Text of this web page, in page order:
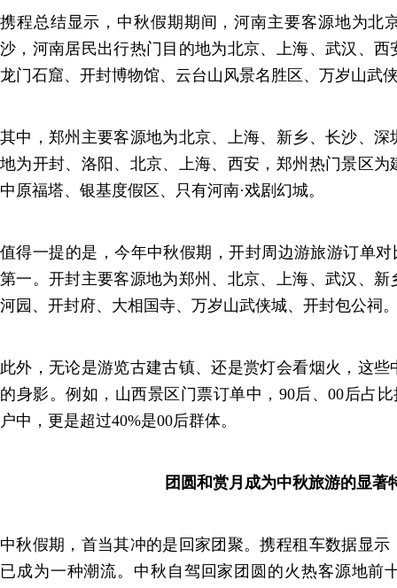
携程总结显示，中秋假期期间，河南主要客源地为北
沙，河南居民出行热门目的地为北京、上海、武汉、
龙门石窟、开封博物馆、云台山风景名胜区、万岁山武
其中，郑州主要客源地为北京、上海、新乡、长沙、
地为开封、洛阳、北京、上海、西安，郑州热门景区
中原福塔、银基度假区、只有河南·戏剧幻城。
值得一提的是，今年中秋假期，开封周边游旅游订单
第一。开封主要客源地为郑州、北京、上海、武汉、
河园、开封府、大相国寺、万岁山武侠城、开封包公祠
此外，无论是游览古建古镇、还是赏灯会看烟火，这
的身影。例如，山西景区门票订单中，90后、00后占
户中，更是超过40%是00后群体。
团圆和赏月成为中秋旅游的显著
中秋假期，首当其冲的是回家团聚。携程租车数据显
已成为一种潮流。中秋自驾回家团圆的火热客源地前